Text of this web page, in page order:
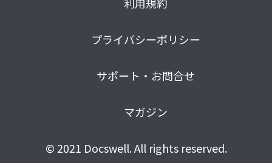
プライバシーポリシー
サポート・お問合せ
マガジン
© 2021 Docswell. All rights reserved.